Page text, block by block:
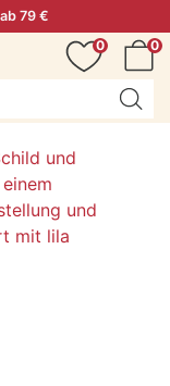
79 €
0
0